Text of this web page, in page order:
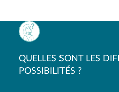
QUELLES SONT LES
POSSIBILITÉS ?